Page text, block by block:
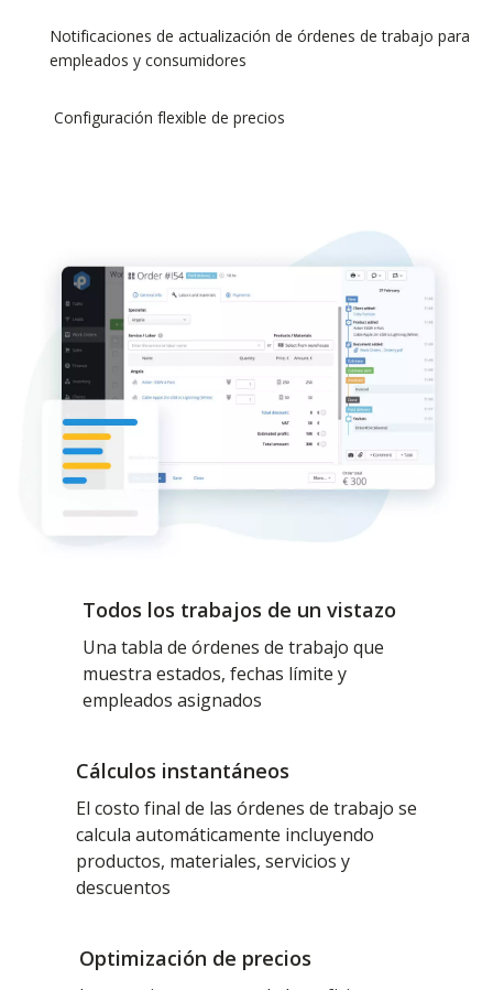
Notificaciones de actualización de órdenes de trabajo para
empleados y consumidores
Configuración flexible de precios
Todos los trabajos de un vistazo
Una tabla de órdenes de trabajo que
muestra estados, fechas límite y
empleados asignados
Cálculos instantáneos
El costo final de las órdenes de trabajo se
calcula automáticamente incluyendo
productos, materiales, servicios y
descuentos
Optimización de precios